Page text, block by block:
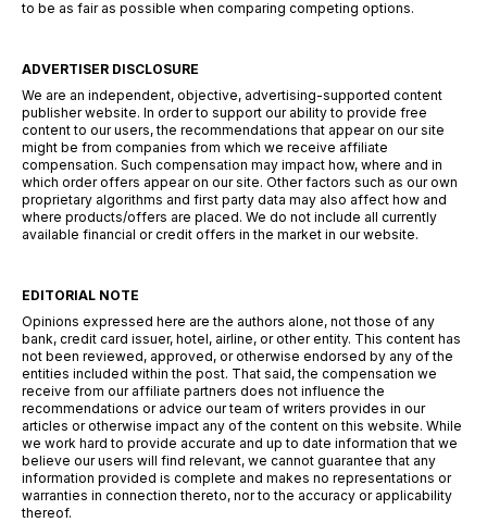
to be as fair as possible when comparing competing options.
ADVERTISER DISCLOSURE
We are an independent, objective, advertising-supported content
publisher website. In order to support our ability to provide free
content to our users, the recommendations that appear on our site
might be from companies from which we receive affiliate
compensation. Such compensation may impact how, where and in
which order offers appear on our site. Other factors such as our own
proprietary algorithms and first party data may also affect how and
where products/offers are placed. We do not include all currently
available financial or credit offers in the market in our website.
EDITORIAL NOTE
Opinions expressed here are the authors alone, not those of any
bank, credit card issuer, hotel, airline, or other entity. This content has
not been reviewed, approved, or otherwise endorsed by any of the
entities included within the post. That said, the compensation we
receive from our affiliate partners does not influence the
recommendations or advice our team of writers provides in our
articles or otherwise impact any of the content on this website. While
we work hard to provide accurate and up to date information that we
believe our users will find relevant, we cannot guarantee that any
information provided is complete and makes no representations or
warranties in connection thereto, nor to the accuracy or applicability
thereof.